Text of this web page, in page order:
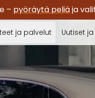
– pyöräytä peliäja
ja palvelut Uutiset